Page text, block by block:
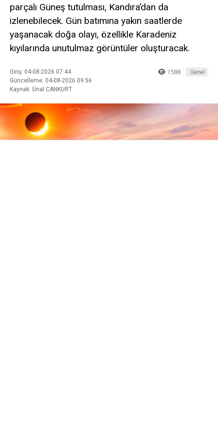
parçalı Güneş tutulması, Kandıra’dan da
izlenebilecek. Gün batımına yakın saatlerde
yaşanacak doğa olayı, özellikle Karadeniz
kıyılarında unutulmaz görüntüler oluşturacak.
Giriş: 04-08-2026 07:44
Güncelleme: 04-08-2026 09:56
Kaynak: Ünal CANKURT
1588 Genel